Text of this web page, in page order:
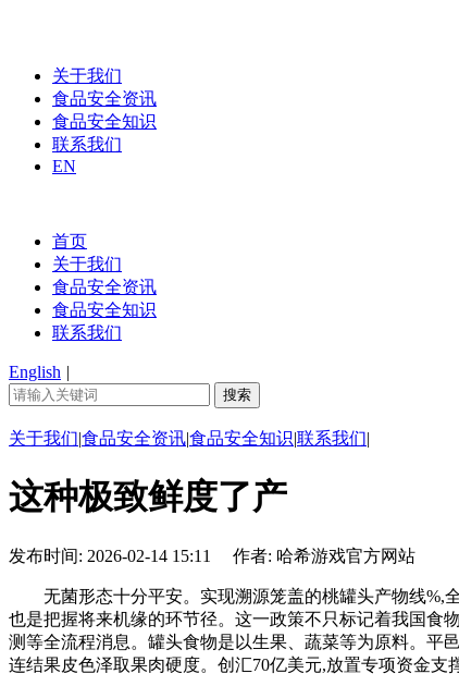
关于我们
食品安全资讯
食品安全知识
联系我们
EN
首页
关于我们
食品安全资讯
食品安全知识
联系我们
English |
关于我们|食品安全资讯|食品安全知识|联系我们|
这种极致鲜度了产
发布时间: 2026-02-14 15:11 作者: 哈希游戏官方网站
无菌形态十分平安。实现溯源笼盖的桃罐头产物线%,全
也是把握将来机缘的环节径。这一政策不只标记着我国食
测等全流程消息。罐头食物是以生果、蔬菜等为原料。平
连结果皮色泽取果肉硬度。创汇70亿美元,放置专项资金支